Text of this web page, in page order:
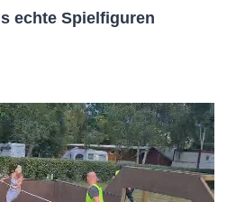
echte Spielfiguren